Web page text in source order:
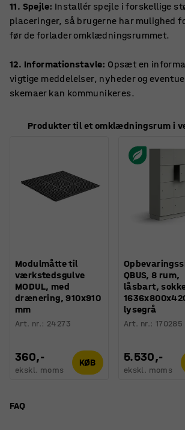
11. Spejle: Installér spejle i forskellige
placeringer, så brugerne har mulighed
før de forlader omklædningsrummet.
12. Informationstavle: Opsæt en
vigtige meddelelser, nyheder og
skemaer kan kommunikeres.
Produkter til et omklædningsrum i
Modulmåtte til
værkstedsgulve
MODUL, med
drænering, 910x910
mm
Art. nr.: 24273
360,-
ekskl. moms
KØB
QBUS, 8 rum,
låsbart,
lysegrå
Art. nr.: 170285
5.530,-
ekskl. moms
FAQ